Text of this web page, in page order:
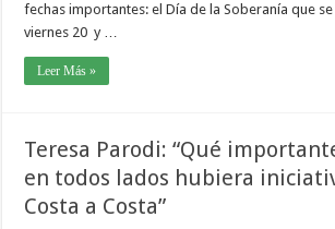
fechas importantes: el Día de la Soberanía que
viernes 20 y …
Leer Más »
Teresa Parodi: “Qué
en todos lados hubiera
Costa a Costa”